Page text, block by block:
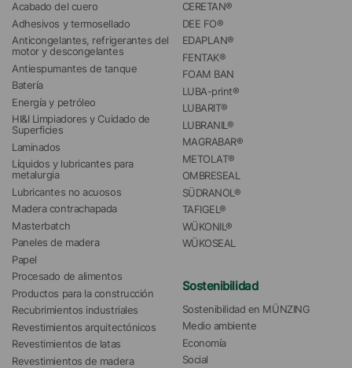
Acabado del cuero
Adhesivos y termosellado
Anticongelantes, refrigerantes del
motor y descongelantes
Antiespumantes de tanque
Batería
Energía y petróleo
HI&I Limpiadores y Cuidado de
Superficies
Laminados
Líquidos y lubricantes para
metalurgia
Lubricantes no acuosos
Madera contrachapada
Masterbatch
Paneles de madera
Papel
Procesado de alimentos
Productos para la construcción
Recubrimientos industriales
Revestimientos arquitectónicos
Revestimientos de latas
Revestimientos de madera
CERETAN®
DEE FO®
EDAPLAN®
FENTAK®
FOAM BAN
LUBA-print®
LUBARIT®
LUBRANIL®
MAGRABAR®
METOLAT®
OMBRESEAL
SÜDRANOL®
TAFIGEL®
WÜKONIL®
WÜKOSEAL
Sostenibilidad
Sostenibilidad en MÜNZING
Medio ambiente
Economía
Social